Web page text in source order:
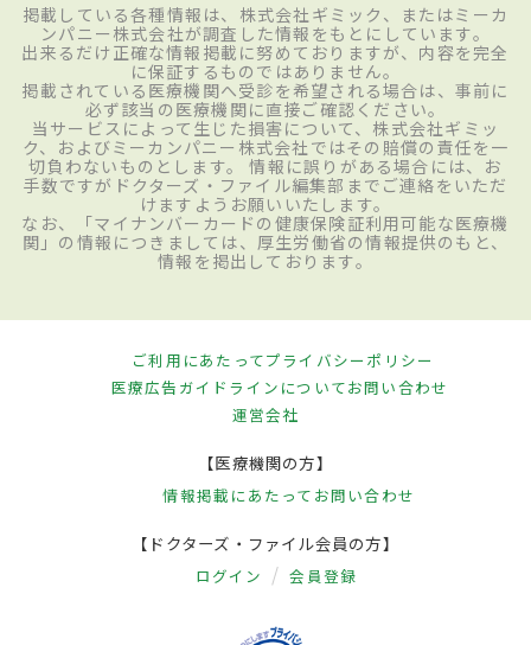
掲載している各種情報は、株式会社ギミック、またはミーカ
ンパニー株式会社が調査した情報をもとにしています。
出来るだけ正確な情報掲載に努めておりますが、内容を完全
に保証するものではありません。
掲載されている医療機関へ受診を希望される場合は、事前に
必ず該当の医療機関に直接ご確認ください。
当サービスによって生じた損害について、株式会社ギミッ
ク、およびミーカンパニー株式会社ではその賠償の責任を一
切負わないものとします。 情報に誤りがある場合には、お
手数ですがドクターズ・ファイル編集部までご連絡をいただ
けますようお願いいたします。
なお、「マイナンバーカードの健康保険証利用可能な医療機
関」の情報につきましては、厚生労働省の情報提供のもと、
情報を掲出しております。
ご利用にあたってプライバシーポリシー
医療広告ガイドラインについてお問い合わせ
運営会社
【医療機関の方】
情報掲載にあたって お問い合わせ
【ドクターズ・ファイル会員の方】
ログイン 会員登録